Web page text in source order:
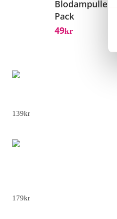
Blodampuller 3-
Pack
49Kr
139kr
179kr